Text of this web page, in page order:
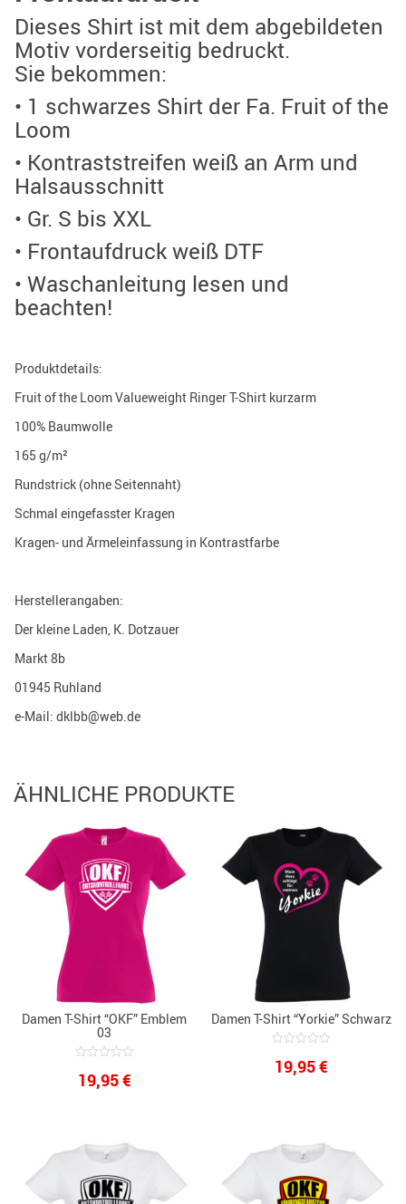
Dieses Shirt ist mit dem abgebildeten
Motiv vorderseitig bedruckt.
Sie bekommen:
• 1 schwarzes Shirt der Fa. Fruit of the
Loom
• Kontraststreifen weiß an Arm und
Halsausschnitt
• Gr. S bis XXL
• Frontaufdruck weiß DTF
• Waschanleitung lesen und
beachten!
Produktdetails:
Fruit of the Loom Valueweight Ringer T-Shirt kurzarm
100% Baumwolle
165 g/m²
Rundstrick (ohne Seitennaht)
Schmal eingefasster Kragen
Kragen- und Ärmeleinfassung in Kontrastfarbe
Herstellerangaben:
Der kleine Laden, K. Dotzauer
Markt 8b
01945 Ruhland
e-Mail: dklbb@web.de
ÄHNLICHE PRODUKTE
Damen T-Shirt “OKF” Emblem
03
out
of
19,95€
Damen T-Shirt “Yorkie” Schwarz
out
of
19,95€